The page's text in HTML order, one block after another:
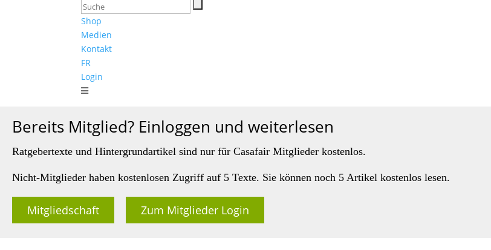
Shop
Medien
Kontakt
FR
Login
Bereits Mitglied? Einloggen und weiterlesen
Ratgebertexte und Hintergrundartikel sind nur für Casafair Mitglieder kostenlos.
Nicht-Mitglieder haben kostenlosen Zugriff auf 5 Texte. Sie können noch 5 Artikel kostenlos lesen.
Mitgliedschaft Zum Mitglieder Login